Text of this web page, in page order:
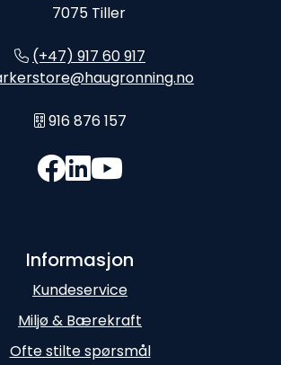
7075 Tiller
(+47) 917 60 917
916 876 157
Informasjon
Kundeservice
Miljø & Bærekraft
Ofte stilte spørsmål